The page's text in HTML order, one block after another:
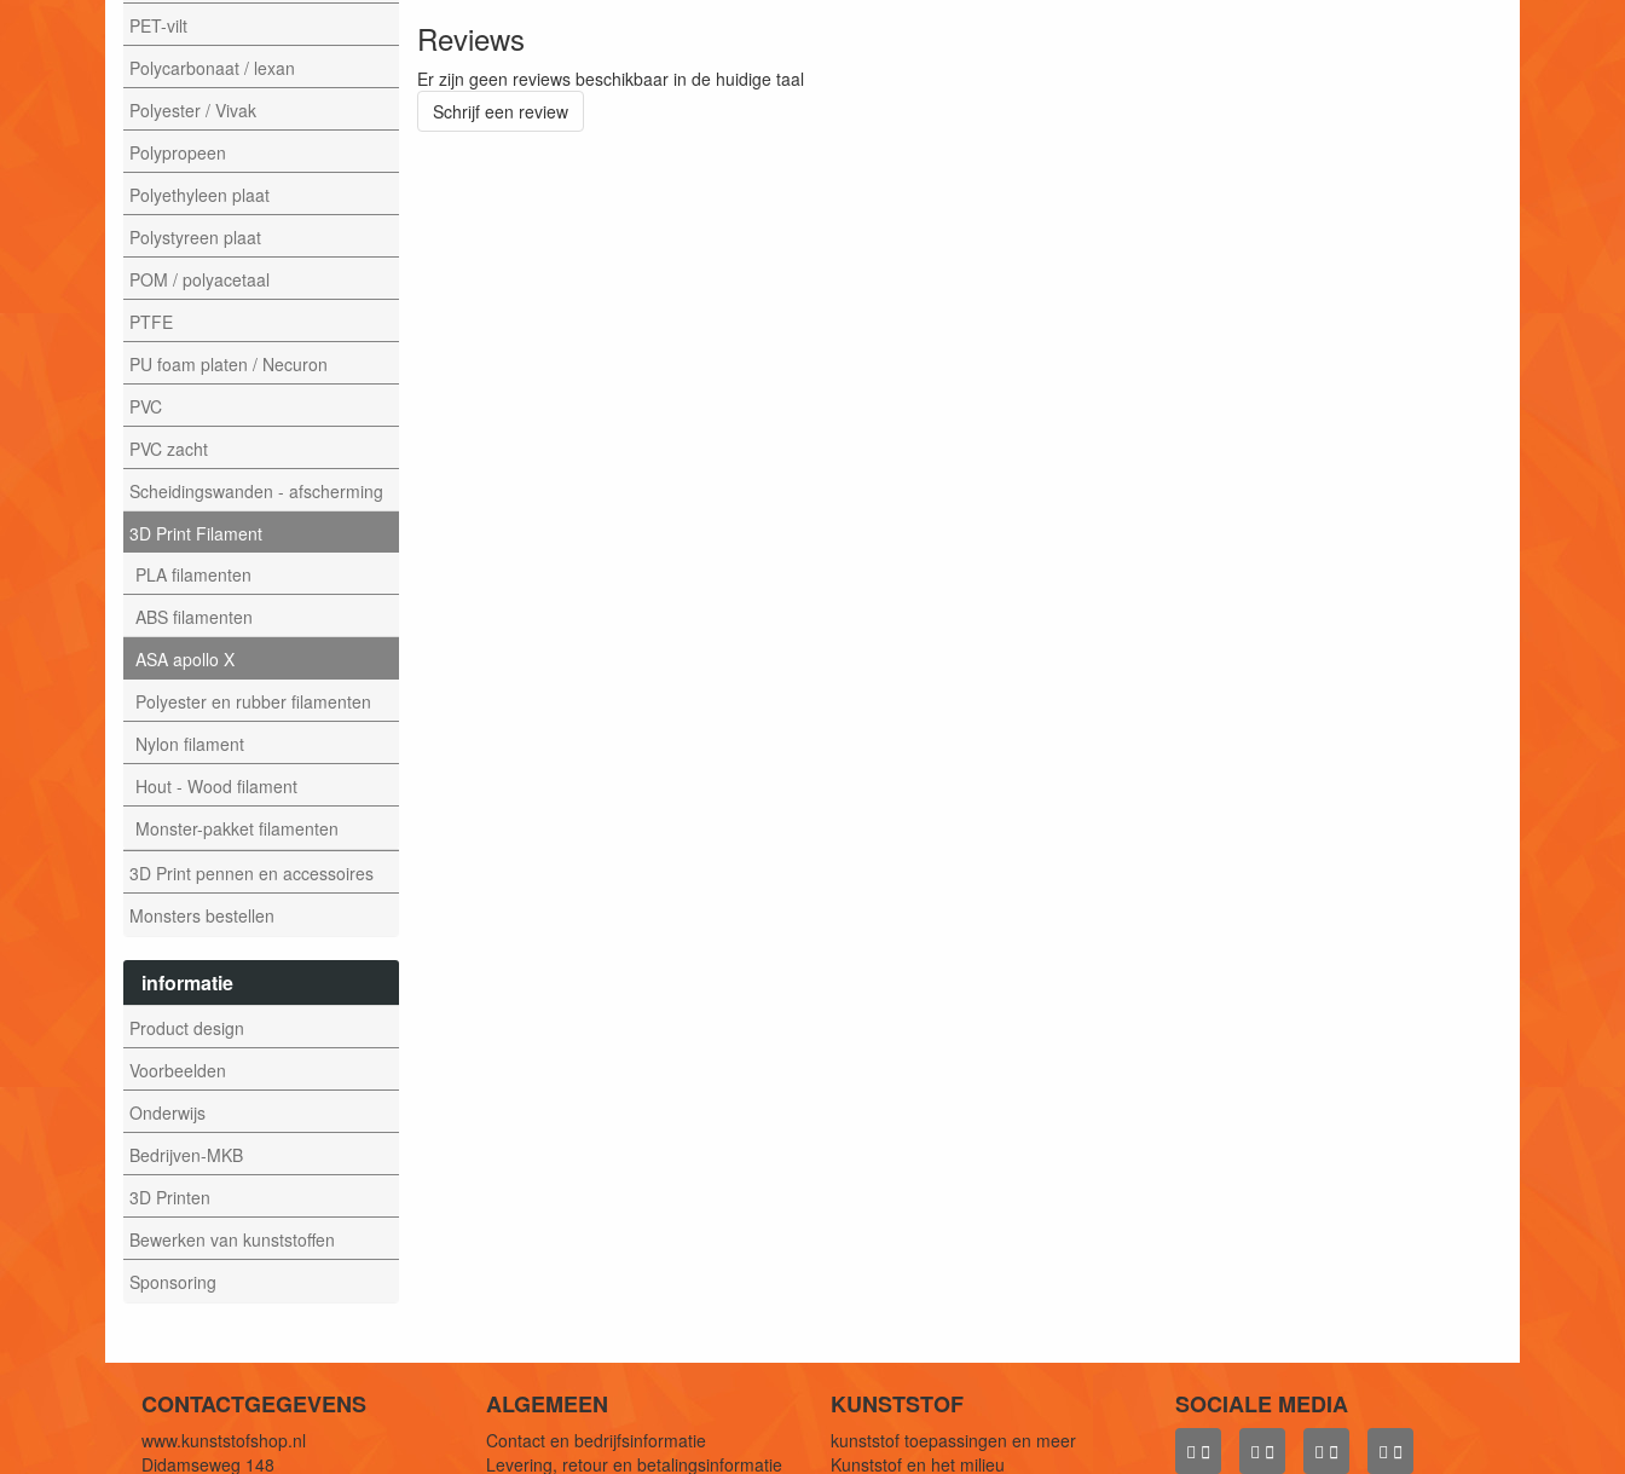
PET-vilt
Polycarbonaat / lexan
Polyester / Vivak
Polypropeen
Polyethyleen plaat
Polystyreen plaat
POM / polyacetaal
PTFE
PU foam platen / Necuron
PVC
PVC zacht
Scheidingswanden - afscherming
3D Print Filament
PLA filamenten
ABS filamenten
ASA apollo X
Polyester en rubber filamenten
Nylon filament
Hout - Wood filament
Monster-pakket filamenten
3D Print pennen en accessoires
Monsters bestellen
informatie
Product design
Voorbeelden
Onderwijs
Bedrijven-MKB
3D Printen
Bewerken van kunststoffen
Sponsoring
Reviews
Er zijn geen reviews beschikbaar in de huidige taal
Schrijf een review
CONTACTGEGEVENS
www.kunststofshop.nl
Didamseweg 148
ALGEMEEN
Contact en bedrijfsinformatie
Levering, retour en betalingsinformatie
KUNSTSTOF
kunststof toepassingen en meer
Kunststof en het milieu
SOCIALE MEDIA